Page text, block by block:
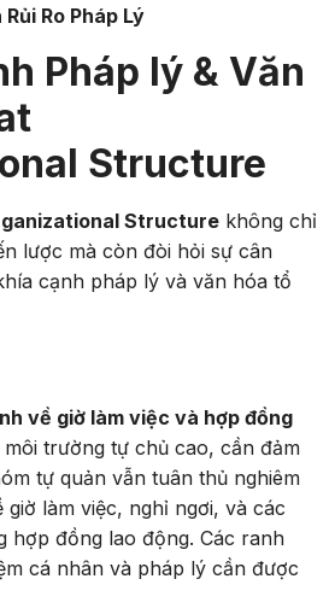
Ro Pháp Lý
Pháp lý & Văn
Structure
Structure không chỉ
lược mà còn đòi hỏi sự cân
cạnh pháp lý và văn hóa tổ
về giờ làm việc và hợp đồng
môi trường tự chủ cao, cần đảm
tự quản vẫn tuân thủ nghiêm
giờ làm việc, nghỉ ngơi, và các
hợp đồng lao động. Các ranh
cá nhân và pháp lý cần được